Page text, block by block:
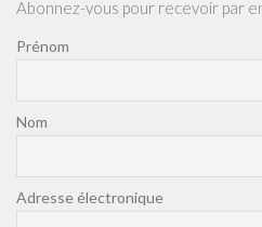
Abonnez-vous pour recevoir par
Prénom
Nom
Adresse électronique